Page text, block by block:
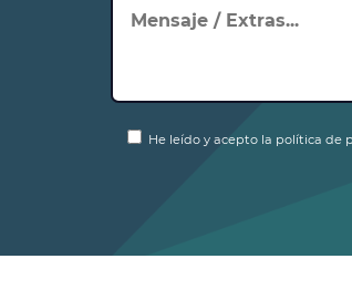
He leído y acepto la política de